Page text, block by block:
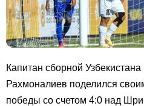
Капитан сборной
Рахмоналиев поделился
победы со счетом 4:0 над